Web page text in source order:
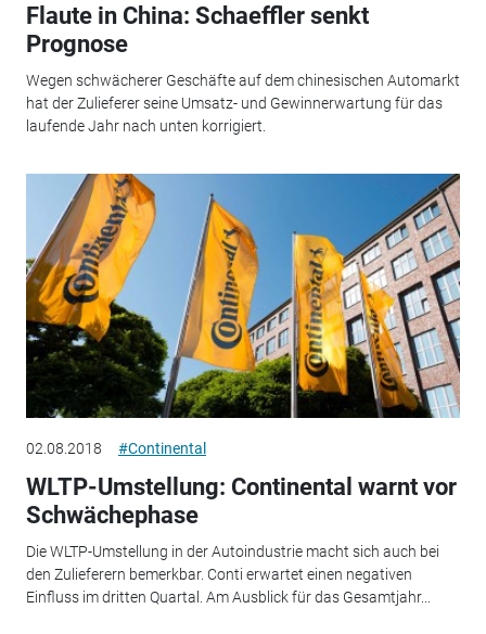
Flaute in China: Schaeffler senkt
Prognose
Wegen schwächerer Geschäfte auf dem chinesischen Automarkt
hat der Zulieferer seine Umsatz- und Gewinnerwartung für das
laufende Jahr nach unten korrigiert.
02.08.2018 #Continental
WLTP-Umstellung: Continental warnt vor
Schwächephase
Die WLTP-Umstellung in der Autoindustrie macht sich auch bei
den Zulieferern bemerkbar. Conti erwartet einen negativen
Einfluss im dritten Quartal. Am Ausblick für das Gesamtjahr...